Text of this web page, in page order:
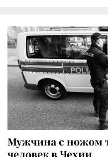
Мужчина с ножом
человек в Чехии